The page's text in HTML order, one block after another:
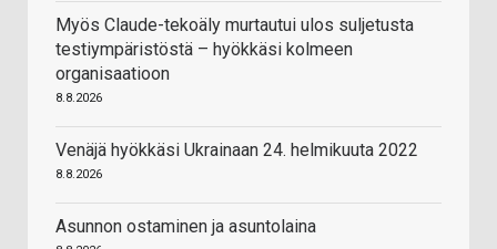
Myös Claude-tekoäly murtautui ulos suljetusta
testiympäristöstä – hyökkäsi kolmeen
organisaatioon
8.8.2026
Venäjä hyökkäsi Ukrainaan 24. helmikuuta 2022
8.8.2026
Asunnon ostaminen ja asuntolaina